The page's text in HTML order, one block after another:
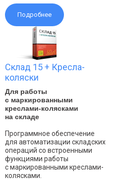
Подробнее
Склад 15 + Кресла-
коляски
Для работы
с маркированными
креслами-колясками
на складе
Программное обеспечение
для автоматизации складских
операций со встроенными
функциями работы
с маркированными креслами-
колясками.